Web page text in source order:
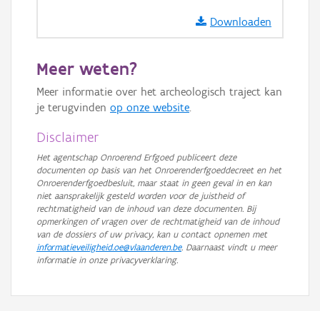
Downloaden
Meer weten?
Meer informatie over het archeologisch traject kan
je terugvinden op onze website.
Disclaimer
Het agentschap Onroerend Erfgoed publiceert deze
documenten op basis van het Onroerenderfgoeddecreet en het
Onroerenderfgoedbesluit, maar staat in geen geval in en kan
niet aansprakelijk gesteld worden voor de juistheid of
rechtmatigheid van de inhoud van deze documenten. Bij
opmerkingen of vragen over de rechtmatigheid van de inhoud
van de dossiers of uw privacy, kan u contact opnemen met
informatieveiligheid.oe@vlaanderen.be. Daarnaast vindt u meer
informatie in onze privacyverklaring.